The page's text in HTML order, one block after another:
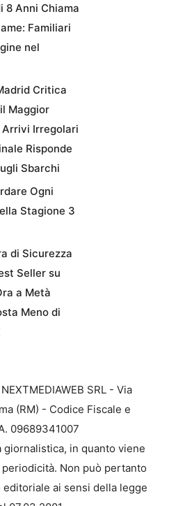
8 Anni Chiama
Familiari
nel
Critica
Maggior
Arrivi Irregolari
Risponde
Sbarchi
Ogni
Stagione 3
di Sicurezza
Seller su
a Metà
Meno di
SRL - Via
(RM) - Codice Fiscale e
09689341007
giornalistica, in quanto viene
Non può pertanto
ai sensi della legge